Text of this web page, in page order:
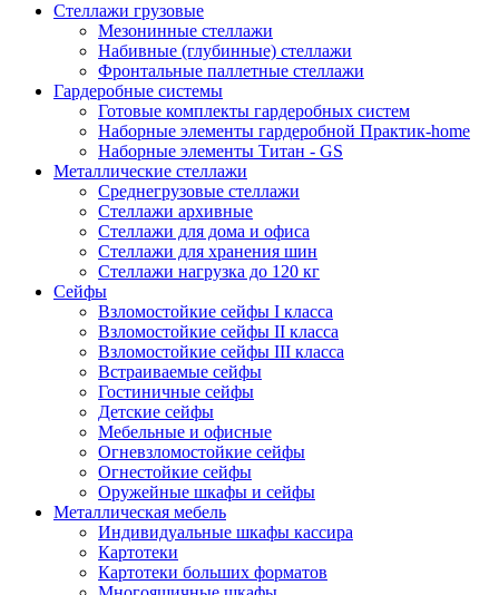
Стеллажи грузовые
Мезонинные стеллажи
Набивные (глубинные) стеллажи
Фронтальные паллетные стеллажи
Гардеробные системы
Готовые комплекты гардеробных систем
Наборные элементы гардеробной Практик-home
Наборные элементы Титан - GS
Металлические стеллажи
Среднегрузовые стеллажи
Стеллажи архивные
Стеллажи для дома и офиса
Стеллажи для хранения шин
Стеллажи нагрузка до 120 кг
Сейфы
Взломостойкие сейфы I класса
Взломостойкие сейфы II класса
Взломостойкие сейфы III класса
Встраиваемые сейфы
Гостиничные сейфы
Детские сейфы
Мебельные и офисные
Огневзломостойкие сейфы
Огнестойкие сейфы
Оружейные шкафы и сейфы
Металлическая мебель
Индивидуальные шкафы кассира
Картотеки
Картотеки больших форматов